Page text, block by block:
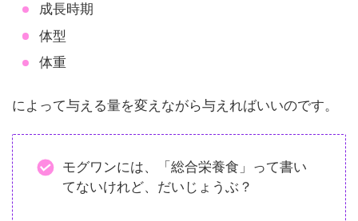
成長時期
体型
体重
によって与える量を変えながら与えればいいのです。
モグワンには、「総合栄養食」って書い
てないけれど、だいじょうぶ？